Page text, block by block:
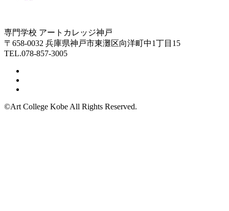
専門学校 アートカレッジ神戸
〒658-0032 兵庫県神戸市東灘区向洋町中1丁目15
TEL.078-857-3005
©Art College Kobe All Rights Reserved.